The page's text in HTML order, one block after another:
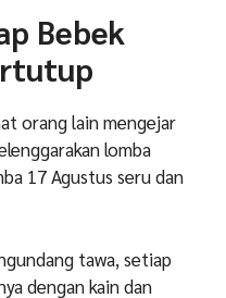
Bebek
orang lain mengejar
lomba
17 Agustus seru dan
tawa, setiap
dengan kain dan